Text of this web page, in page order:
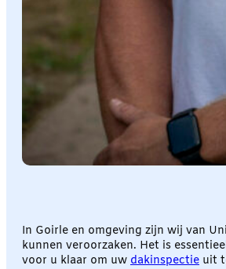
In Goirle en omgeving zijn wij van
kunnen veroorzaken. Het is
voor u klaar om uw dakinspectie uit